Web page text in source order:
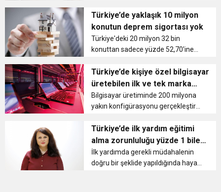
buluşturdu
11:36 Hareketsiz yaşam diyabete neden oluyor
11:32 Dr. Öcük, karın germe estetiği ile ilgili bilgi verdi
10:45 Terör Örgütüne MİT’ten Darbe!
olduğunu ifade ederek dünyada
360, Türkiye2de 2,2 milyon kişinin
işitme engelli olduğunu söy...
Türkiye’de yaklaşık 10 milyon
konutun deprem sigortası yok
Türkiye'deki 20 milyon 32 bin
konuttan sadece yüzde 52,70'ine
Zorunlu Deprem Sigortası
yaptırılırken, henüz 9 milyon 470 bin
258 konutun Zorunlu Deprem
Sigortası bulunmuy...
Türkiye’de kişiye özel bilgisayar
üretebilen ilk ve tek marka
Casper
Bilgisayar üretiminde 200 milyona
yakın konfigürasyonu gerçekleştiren
gerçekleştirdiği teknoloji üssünde
Türkiye’deki bilgisayar üretiminin de
yüzde 80’ini karşılıyor....
Türkiye’de ilk yardım eğitimi
alma zorunluluğu yüzde 1 bile
değil
İlk yardımda gerekli müdahalenin
doğru bir şeklide yapıldığında hayat